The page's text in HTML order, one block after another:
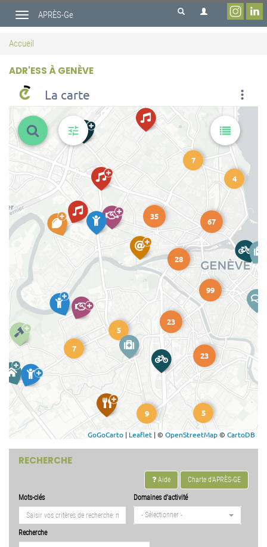
contenu
Toggle
navigation
APRÈS-Ge
Accueil
ADR'ESS À GENÈVE
RECHERCHE
Aide Charte d'APRÈS-GE
Mots-clés Domaines d'activité
- Sélectionner -
Recherche